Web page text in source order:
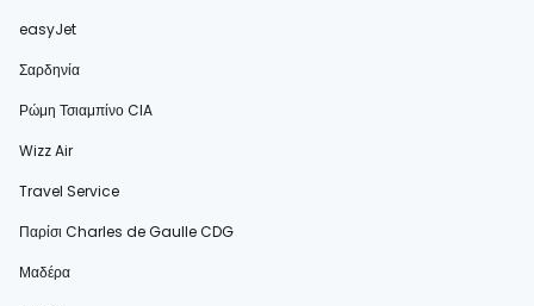
easyJet
Σαρδηνία
Ρώμη Τσιαμπίνο CIA
Wizz Air
Travel Service
Παρίσι Charles de Gaulle CDG
Μαδέρα